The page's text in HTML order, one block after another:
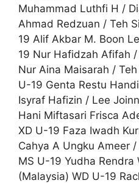
Muhammad Luthfi H /
Ahmad Redzuan / Teh
19 Alif Akbar M. Boon
19 Nur Hafidzah Afifah
Nur Aina Maisarah /
U-19 Genta Restu
Isyraf Hafizin / Lee
Hani Miftasari Frisca
XD U-19 Faza Iwadh
Cahya A Ungku Ameer
MS U-19 Yudha Rendra
(Malaysia) WD U-19